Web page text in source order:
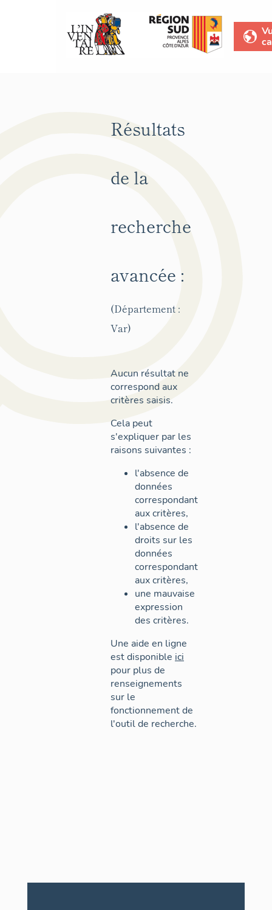
Résultats
de la
recherche
avancée :
(Département :
Var)
Aucun résultat ne
correspond aux
critères saisis.
Cela peut
s'expliquer par les
raisons suivantes :
l'absence de
données
correspondant
aux critères,
l'absence de
droits sur les
données
correspondant
aux critères,
une mauvaise
expression
des critères.
Une aide en ligne
est disponible ici
pour plus de
renseignements
sur le
fonctionnement de
l'outil de recherche.